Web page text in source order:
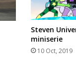
Steven
miniserie
10 Oct, 2019